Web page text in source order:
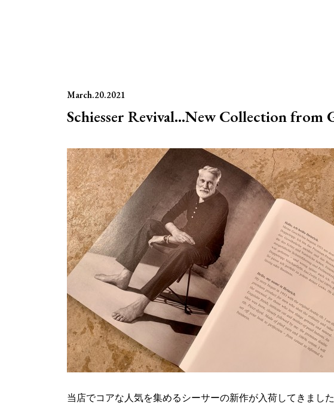
March.20.2021
Schiesser Revival…New Collection from
当店でコアな人気を集めるシーサーの新作が入荷してきました